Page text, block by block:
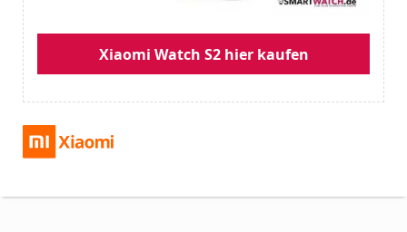
Xiaomi Watch S2 hier kaufen